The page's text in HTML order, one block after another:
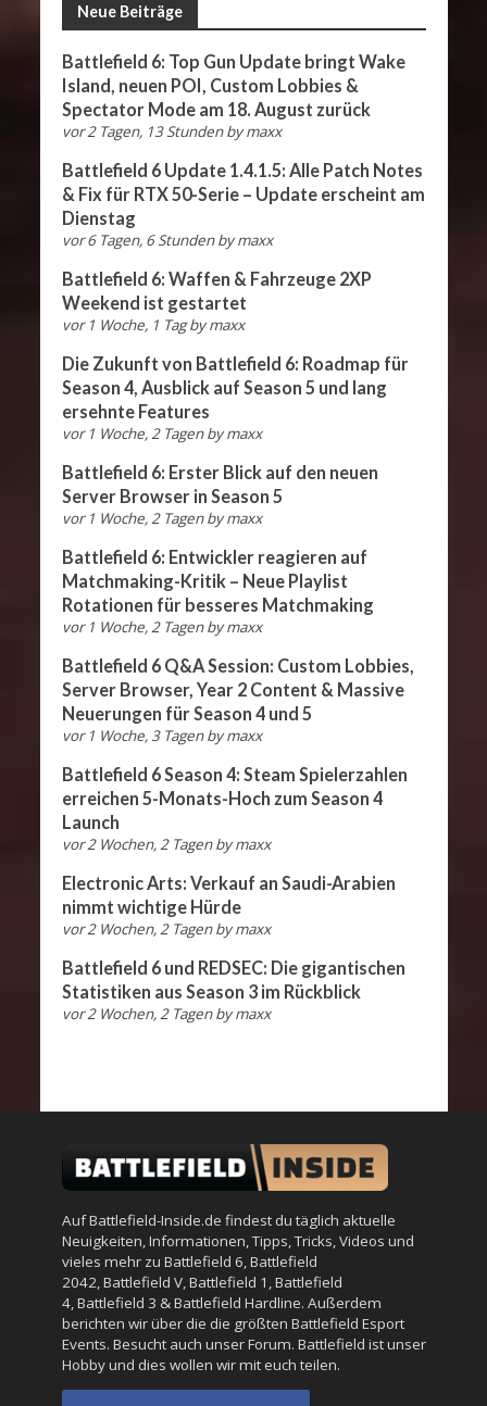
Neue Beiträge
Battlefield 6: Top Gun Update bringt Wake
Island, neuen POI, Custom Lobbies &
Spectator Mode am 18. August zurück
vor 2 Tagen, 13 Stunden bymaxx
Battlefield 6 Update 1.4.1.5: Alle Patch Notes
& Fix für RTX 50-Serie – Update erscheint am
Dienstag
vor 6 Tagen, 6 Stunden bymaxx
Battlefield 6: Waffen & Fahrzeuge 2XP
Weekend ist gestartet
vor 1 Woche, 1 Tag bymaxx
Die Zukunft von Battlefield 6: Roadmap für
Season 4, Ausblick auf Season 5 und lang
ersehnte Features
vor 1 Woche, 2 Tagen bymaxx
Battlefield 6: Erster Blick auf den neuen
Server Browser in Season 5
vor 1 Woche, 2 Tagen bymaxx
Battlefield 6: Entwickler reagieren auf
Matchmaking-Kritik – Neue Playlist
Rotationen für besseres Matchmaking
vor 1 Woche, 2 Tagen bymaxx
Battlefield 6 Q&A Session: Custom Lobbies,
Server Browser, Year 2 Content & Massive
Neuerungen für Season 4 und 5
vor 1 Woche, 3 Tagen bymaxx
Battlefield 6 Season 4: Steam Spielerzahlen
erreichen 5-Monats-Hoch zum Season 4
Launch
vor 2 Wochen, 2 Tagen bymaxx
Electronic Arts: Verkauf an Saudi-Arabien
nimmt wichtige Hürde
vor 2 Wochen, 2 Tagen bymaxx
Battlefield 6 und REDSEC: Die gigantischen
Statistiken aus Season 3 im Rückblick
vor 2 Wochen, 2 Tagen bymaxx
Auf Battlefield-Inside.de findest du täglich aktuelle
Neuigkeiten, Informationen, Tipps, Tricks, Videos und
vieles mehr zu Battlefield 6 Battlefield
2042 Battlefield V, Battlefield 1 Battlefield
4, Battlefield 3 &Battlefield Hardline. Außerdem
berichten wir über die die größten Battlefield Esport
Events. Besucht auch unserForum. Battlefield ist unser
Hobby und dies wollen wir mit euch teilen.